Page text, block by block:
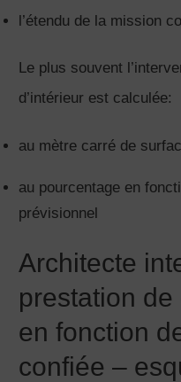
l’étendu de la mission
Le plus souvent
d’intérieur est calculée:
au mètre carré de
au pourcentage en
prévisionnel
Architecte
prestation
en fonction
confiée –